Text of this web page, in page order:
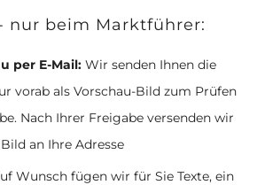
nur beim Marktführer:
per E-Mail: Wir senden Ihnen die
vorab als Vorschau-Bild zum Prüfen
Nach Ihrer Freigabe versenden wir
an Ihre Adresse
Wunsch fügen wir für Sie Texte, ein